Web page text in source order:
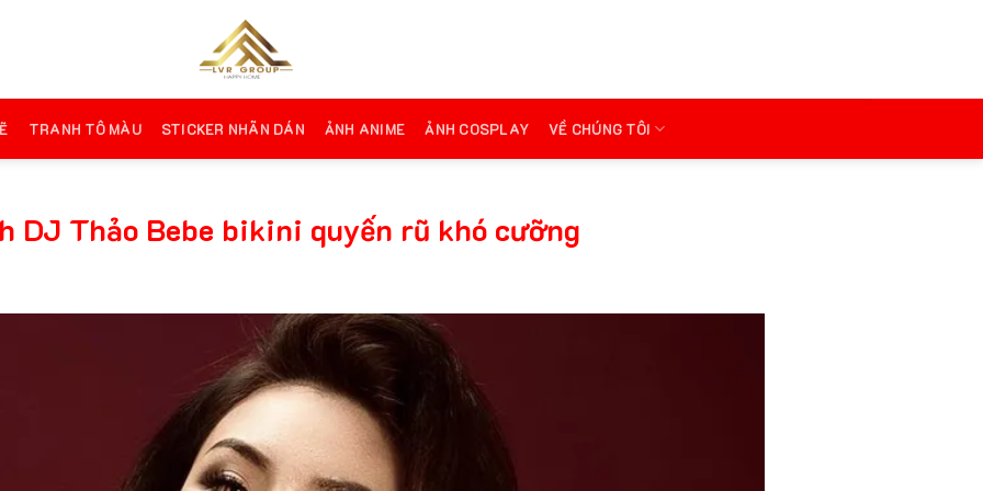
TRANH TÔ MÀU STICKER NHÃN DÁN ẢNH ANIME ẢNH COSPLAY VỀ CHÚNG TÔI
DJ Thảo Bebe bikini quyến rũ khó cưỡng